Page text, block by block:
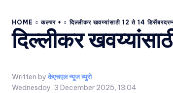
HOME कल्चर + दिल्लीकर खवय्यांसाठी 12 ते 14
दिल्लीकर
Written by केएचएल न्यूज ब्युरो
Wednesday, 3 December 2025, 13:04